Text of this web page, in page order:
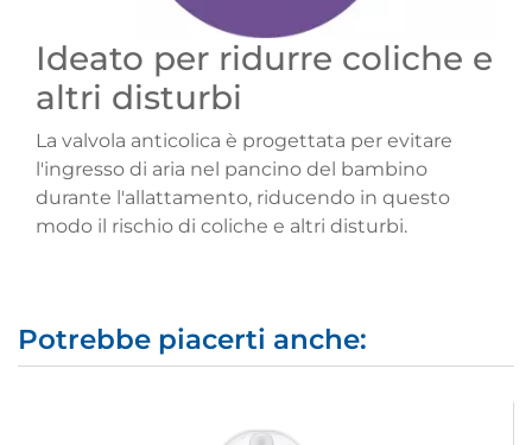
Ideato per ridurre coliche e
altri disturbi
La valvola anticolica è progettata per evitare
l'ingresso di aria nel pancino del bambino
durante l'allattamento, riducendo in questo
modo il rischio di coliche e altri disturbi.
Potrebbe piacerti anche: